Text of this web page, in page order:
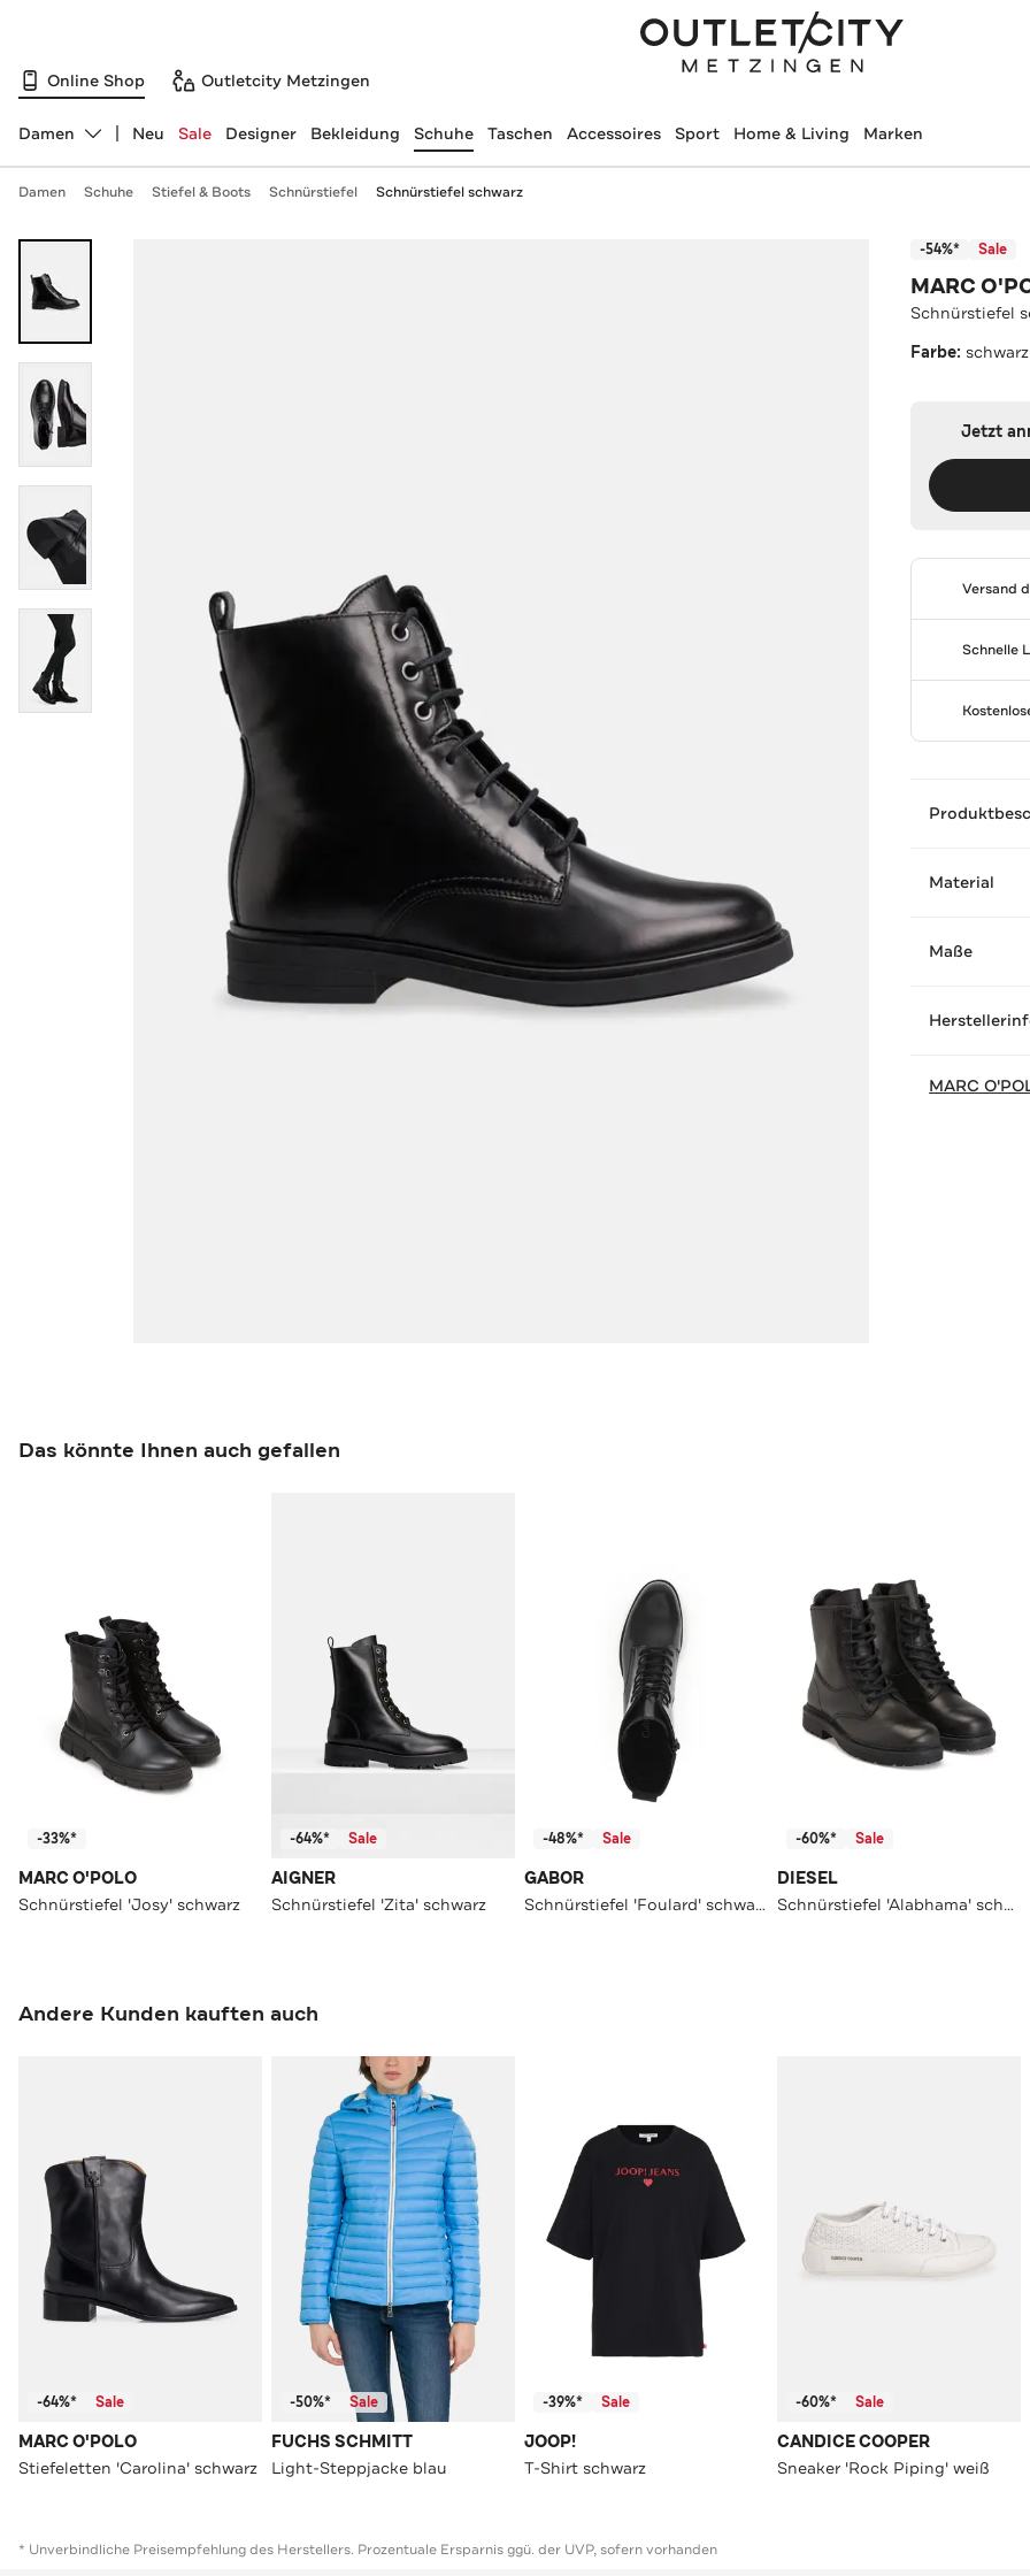
Online Shop Outletcity Metzingen
Abteilung ändern, ausgewählt:
Damen Neu Sale Designer Bekleidung Schuhe Taschen Accessoires Sport Home & Living Marken
Damen Schuhe Stiefel & Boots Schnürstiefel Schnürstiefel schwarz
-54%* Sale
MARC
Schnürstiefel
Farbe: schwarz
Jetzt
Versand
Schnelle
Material
Maße
MARC
Das könnte Ihnen auch gefallen
-33%*
MARC O'POLO
Schnürstiefel 'Josy' schwarz
-64%* Sale
AIGNER
Schnürstiefel 'Zita' schwarz
-48%* Sale
GABOR
Schnürstiefel 'Foulard' schwarz
-60%* Sale
DIESEL
Schnürstiefel 'Alabhama' schwarz
Andere Kunden kauften auch
-64%* Sale
MARC O'POLO
Stiefeletten 'Carolina' schwarz
-50%* Sale
FUCHS SCHMITT
Light-Steppjacke blau
-39%* Sale
JOOP!
T-Shirt schwarz
-60%* Sale
CANDICE COOPER
Sneaker 'Rock Piping' weiß
* Unverbindliche Preisempfehlung des Herstellers. Prozentuale Ersparnis ggü. der UVP, sofern vorhanden